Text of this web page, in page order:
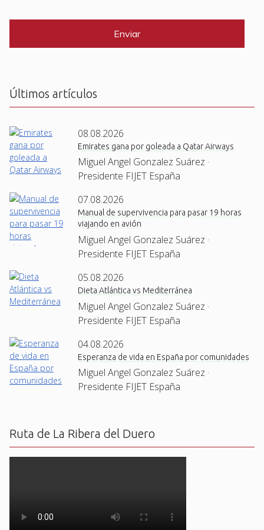
C
Últimos artículos
08.08.2026
Emirates gana por goleada a Qatar Airways
Miguel Angel Gonzalez Suárez ·
Presidente FIJET España
07.08.2026
Manual de supervivencia para pasar 19 horas
viajando en avión
Miguel Angel Gonzalez Suárez ·
Presidente FIJET España
05.08.2026
Dieta Atlántica vs Mediterránea
Miguel Angel Gonzalez Suárez ·
Presidente FIJET España
04.08.2026
Esperanza de vida en España por comunidades
Miguel Angel Gonzalez Suárez ·
Presidente FIJET España
Ruta de La Ribera del Duero